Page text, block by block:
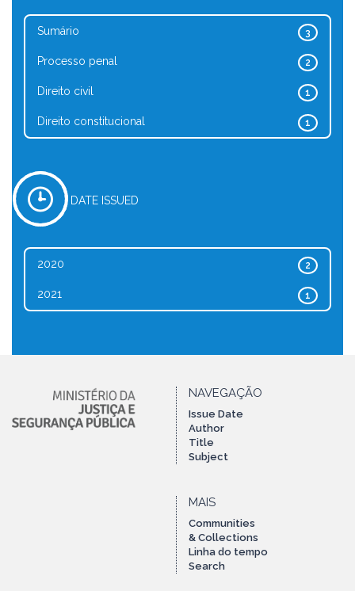
3
Sumário
2
Processo penal
1
Direito civil
1
Direito constitucional
DATE ISSUED
2
2020
1
2021
NAVEGAÇÃO
Issue Date
Author
Title
Subject
MAIS
Communities
& Collections
Linha do tempo
Search